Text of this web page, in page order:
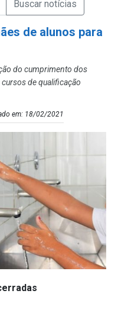
de alunos para
do cumprimento dos
de qualificação
em: 18/02/2021